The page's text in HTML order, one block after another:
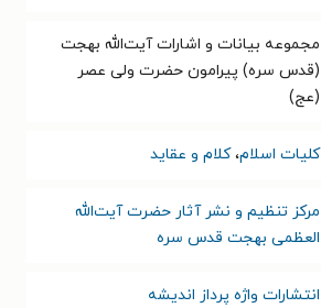
مجموعه بیانات و اشارات آیت‌الله بهجت
(قدس سره) پیرامون حضرت ولی عصر
(عج)
کلیات اسلام،کلام و عقاید
مرکز تنظیم و نشر آثار حضرت آیت‌الله
العظمی بهجت قدس سره
انتشارات واژه پرداز اندیشه